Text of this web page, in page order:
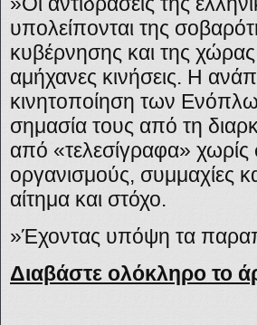
υπολείπονται της
κυβέρνησης και της
αμήχανες κινήσεις. Η
κινητοποίηση των
σημασία τους από τη
από «τελεσίγραφα»
οργανισμούς, συμμαχίες
αίτημα και στόχο.
»Έχοντας υπόψη τα
Διαβάστε ολόκληρο το